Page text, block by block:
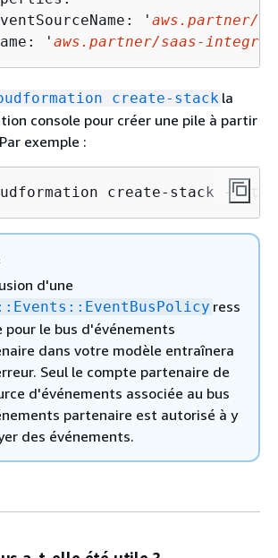
'
aws.partner/
'
aws.partner/saas-
create-stack la
console pour créer une pile à partir
exemple :
create-stack --
d'une
ress
pour le bus d'événements
dans votre modèle entraînera
Seul le compte partenaire de
d'événements associée au bus
partenaire est autorisé à y
des événements.